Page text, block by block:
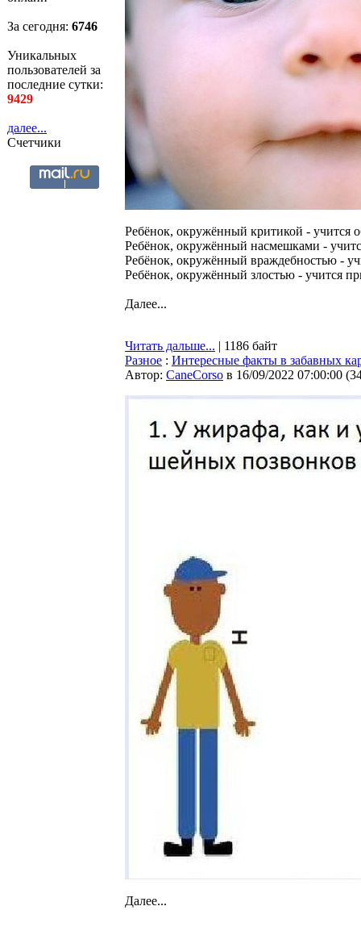
За сегодня: 6746
Уникальных
пользователей за
последние сутки:
9429
далее...
Счетчики
Ребёнок, окружённый критикой - учится
Ребёнок, окружённый насмешками -
Ребёнок, окружённый враждебностью -
Ребёнок, окружённый злостью - учится
Далее...
Читать дальше... | 1186 байт
Разное : Интересные факты в забавных
Автор: CaneCorso в 16/09/2022 07:00:00 (
Далее...